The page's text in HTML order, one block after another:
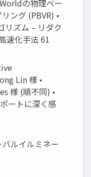
の物理ベー
ング (PBVR) •
リズム – リダク
速化手法 61
Lin 様 •
様 (順不同) •
ートに深く感
ルイルミネー